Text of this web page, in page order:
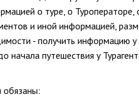
о туре, о
и иной информацией,
- получить информацию
начала путешествия у
обязаны: